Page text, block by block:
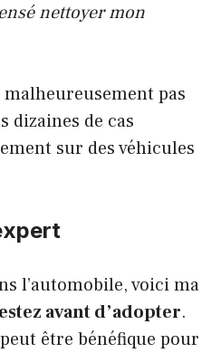
nettoyer mon
malheureusement pas
dizaines de cas
sur des véhicules
l’automobile, voici ma
avant d’adopter.
être bénéfique pour